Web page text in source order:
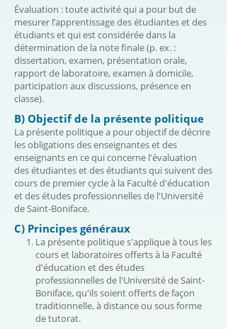
Évaluation : toute activité qui a pour but de
mesurer l’apprentissage des étudiantes et des
étudiants et qui est considérée dans la
détermination de la note finale (p. ex. :
dissertation, examen, présentation orale,
rapport de laboratoire, examen à domicile,
participation aux discussions, présence en
classe).
B) Objectif de la présente politique
La présente politique a pour objectif de décrire
les obligations des enseignantes et des
enseignants en ce qui concerne l'évaluation
des étudiantes et des étudiants qui suivent des
cours de premier cycle à la Faculté d'éducation
et des études professionnelles de l'Université
de Saint-Boniface.
C) Principes généraux
La présente politique s'applique à tous les
cours et laboratoires offerts à la Faculté
d'éducation et des études
professionnelles de l'Université de Saint-
Boniface, qu'ils soient offerts de façon
traditionnelle, à distance ou sous forme
de tutorat.